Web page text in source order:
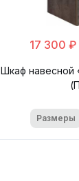
17 300 ₽
Шкаф навесной
Размеры